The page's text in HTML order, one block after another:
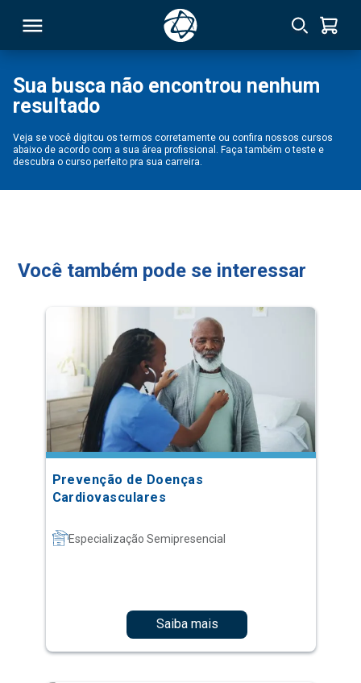
Sua busca não encontrou nenhum
resultado
Veja se você digitou os termos corretamente ou confira nossos cursos
abaixo de acordo com a sua área profissional. Faça também o teste e
descubra o curso perfeito pra sua carreira.
Você também pode se interessar
Prevenção de Doenças
Cardiovasculares
Especialização Semipresencial
Saiba mais